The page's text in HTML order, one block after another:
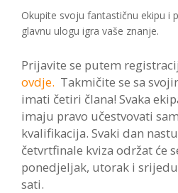
Okupite svoju fantastičnu ekipu i
glavnu ulogu igra vaše znanje.
Prijavite se putem
ovdje. Takmičite se sa
imati četiri člana! Svaka
imaju pravo učestvovati
kvalifikacija. Svaki dan
četvrtfinale kviza održat će
ponedjeljak, utorak i
sati.